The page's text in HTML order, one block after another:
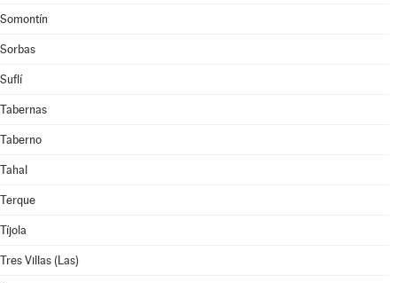
Somontín
Sorbas
Suflí
Tabernas
Taberno
Tahal
Terque
Tíjola
Tres Villas (Las)